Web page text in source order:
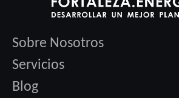
Sobre Nosotros
Servicios
Blog